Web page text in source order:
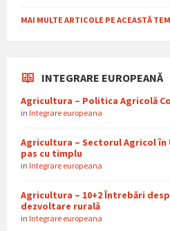
MAI MULTE ARTICOLE PE ACEASTĂ
INTEGRARE EUROPEANĂ
Agricultura – Politica Agricolă
in Integrare europeana
Agricultura – Sectorul Agricol în
pas cu timplu
in Integrare europeana
Agricultura – 10+2 Întrebări
dezvoltare rurală
in Integrare europeana